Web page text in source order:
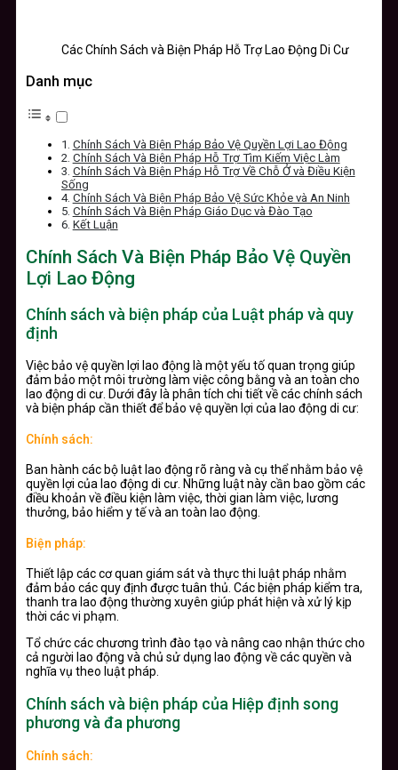
Các Chính Sách và Biện Pháp Hỗ Trợ Lao Động Di Cư
Danh mục
Chính Sách Và Biện Pháp Bảo Vệ Quyền Lợi Lao Động
Chính Sách Và Biện Pháp Hỗ Trợ Tìm Kiếm Việc Làm
Chính Sách Và Biện Pháp Hỗ Trợ Về Chỗ Ở và Điều Kiện
Sống
Chính Sách Và Biện Pháp Bảo Vệ Sức Khỏe và An Ninh
Chính Sách Và Biện Pháp Giáo Dục và Đào Tạo
Kết Luận
Chính Sách Và Biện Pháp Bảo Vệ Quyền
Lợi Lao Động
Chính sách và biện pháp của Luật pháp và quy
định
Việc bảo vệ quyền lợi lao động là một yếu tố quan trọng giúp
đảm bảo một môi trường làm việc công bằng và an toàn cho
lao động di cư. Dưới đây là phân tích chi tiết về các chính sách
và biện pháp cần thiết để bảo vệ quyền lợi của lao động di cư:
Chính sách:
Ban hành các bộ luật lao động rõ ràng và cụ thể nhằm bảo vệ
quyền lợi của lao động di cư. Những luật này cần bao gồm các
điều khoản về điều kiện làm việc, thời gian làm việc, lương
thưởng, bảo hiểm y tế và an toàn lao động.
Biện pháp:
Thiết lập các cơ quan giám sát và thực thi luật pháp nhằm
đảm bảo các quy định được tuân thủ. Các biện pháp kiểm tra,
thanh tra lao động thường xuyên giúp phát hiện và xử lý kịp
thời các vi phạm.
Tổ chức các chương trình đào tạo và nâng cao nhận thức cho
cả người lao động và chủ sử dụng lao động về các quyền và
nghĩa vụ theo luật pháp.
Chính sách và biện pháp của Hiệp định song
phương và đa phương
Chính sách: